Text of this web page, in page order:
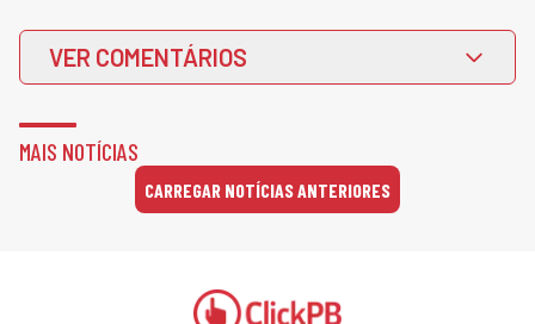
VER COMENTÁRIOS
MAIS NOTÍCIAS
CARREGAR NOTÍCIAS ANTERIORES